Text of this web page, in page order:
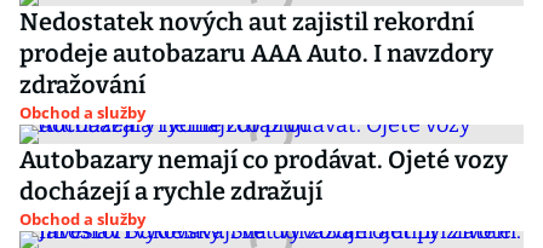
Nedostatek nových aut zajistil rekordní
prodeje autobazaru AAA Auto. I navzdory
zdražování
Obchod a služby
Autobazary nemají co prodávat. Ojeté vozy
docházejí a rychle zdražují
Obchod a služby